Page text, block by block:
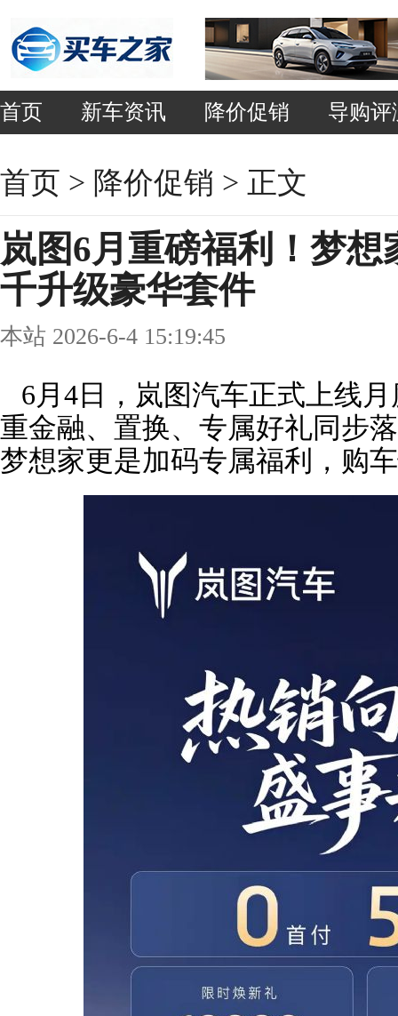
首页 新车资讯 降价促销 导购评
首页 > 降价促销 > 正文
岚图6月重磅福利！梦想
千升级豪华套件
本站 2026-6-4 15:19:45
6月4日，岚图汽车正式上线
重金融、置换、专属好礼同步
梦想家更是加码专属福利，购